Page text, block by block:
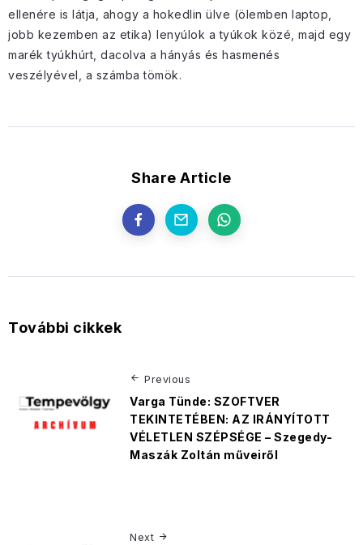
ellenére is látja, ahogy a hokedlin ülve (ölemben laptop,
jobb kezemben az etika) lenyúlok a tyúkok közé, majd egy
marék tyúkhúrt, dacolva a hányás és hasmenés
veszélyével, a számba tömök.
Share Article
További cikkek
Previous
Varga Tünde: SZOFTVER
TEKINTETÉBEN: AZ IRÁNYÍTOTT
VÉLETLEN SZÉPSÉGE – Szegedy-
Maszák Zoltán műveiről
Next